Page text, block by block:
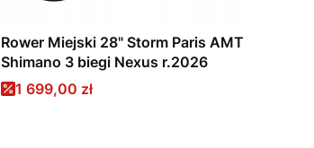
Rower Miejski 28" Storm Paris AMT
Shimano 3 biegi Nexus r.2026
Cena promocyjna
1 699,00 zł